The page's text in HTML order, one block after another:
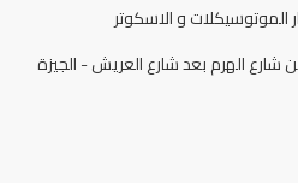
و الاسكوتر
شارع الهرم بعد شارع العريش - الجيزة